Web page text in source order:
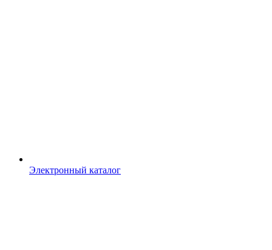
Электронный каталог